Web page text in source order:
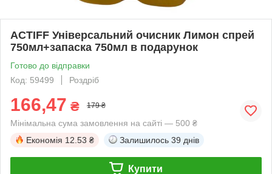
ACTIFF Універсальний очисник Лимон спрей
750мл+запаска 750мл в подарунок
Готово до відправки
Код: 59499
Роздріб
166,47 ₴ 179 ₴
Мінімальна сума замовлення на сайті — 500 ₴
Економія 12.53 ₴ Залишилось 39 днів
Купити